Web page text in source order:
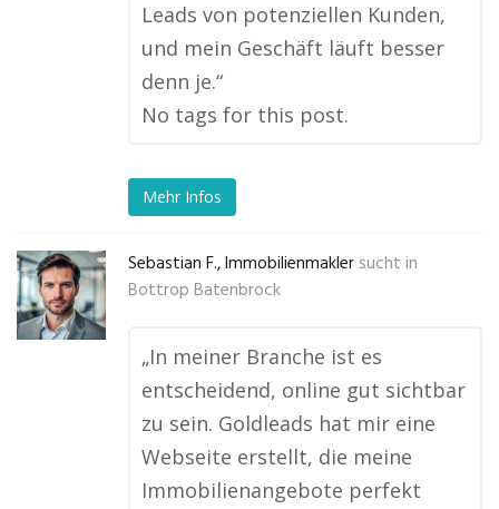
Leads von potenziellen Kunden,
und mein Geschäft läuft besser
denn je.“
No tags for this post.
Mehr Infos
Sebastian F., Immobilienmakler sucht in
Bottrop Batenbrock
„In meiner Branche ist es
entscheidend, online gut sichtbar
zu sein. Goldleads hat mir eine
Webseite erstellt, die meine
Immobilienangebote perfekt